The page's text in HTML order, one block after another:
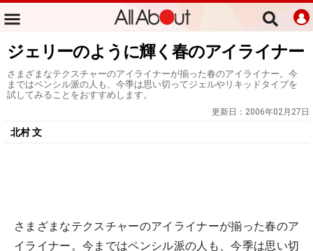
ジェリーのように輝く春のアイライナー
さまざまなテクスチャーのアイライナーが揃った春のアイライナー。今
まではペンシル派の人も、今季は思い切ってジェルやリキッドタイプを
試してみることをおすすめします。
更新日： 2006年02月27日
北村 文
さまざまなテクスチャーのアイライナーが揃った春のア
イライナー。今まではペンシル派の人も、今季は思い切